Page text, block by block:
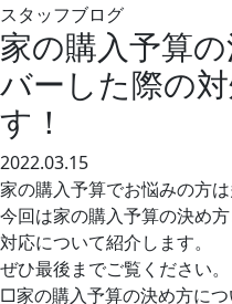
スタッフブログ
家の購入予算
バーした際の
す！
2022.03.15
家の購入予算でお悩みの方は
今回は家の購入予算の決め
対応について紹介します。
ぜひ最後までご覧ください。
□家の購入予算の決め方に